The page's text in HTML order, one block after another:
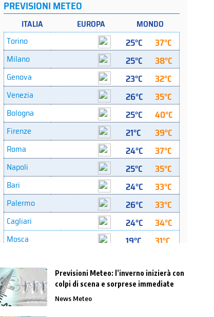
Previsioni Meteo: l’inverno inizierà con
colpi di scena e sorprese immediate
News Meteo